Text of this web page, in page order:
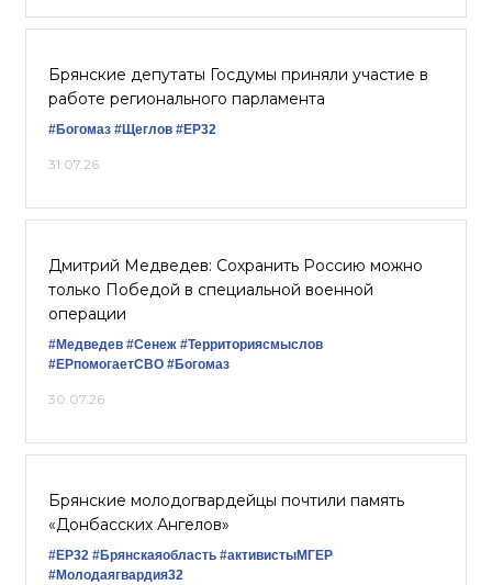
Брянские депутаты Госдумы приняли участие в
работе регионального парламента
#Богомаз #Щеглов #ЕР32
31.07.26
Дмитрий Медведев: Сохранить Россию можно
только Победой в специальной военной
операции
#Медведев #Сенеж #Территориясмыслов
#ЕРпомогаетСВО #Богомаз
30.07.26
Брянские молодогвардейцы почтили память
«Донбасских Ангелов»
#ЕР32 #Брянскаяобласть #активистыМГЕР
#Молодаягвардия32